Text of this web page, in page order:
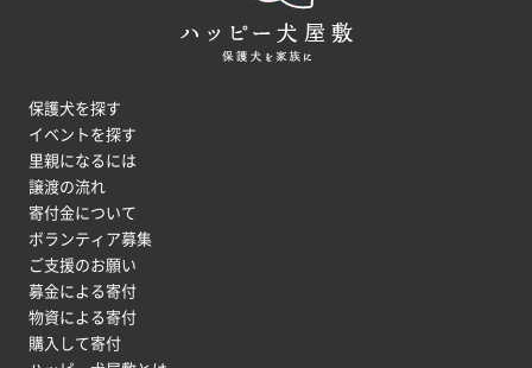
保護犬を探す
イベントを探す
里親になるには
譲渡の流れ
寄付金について
ボランティア募集
ご支援のお願い
募金による寄付
物資による寄付
購入して寄付